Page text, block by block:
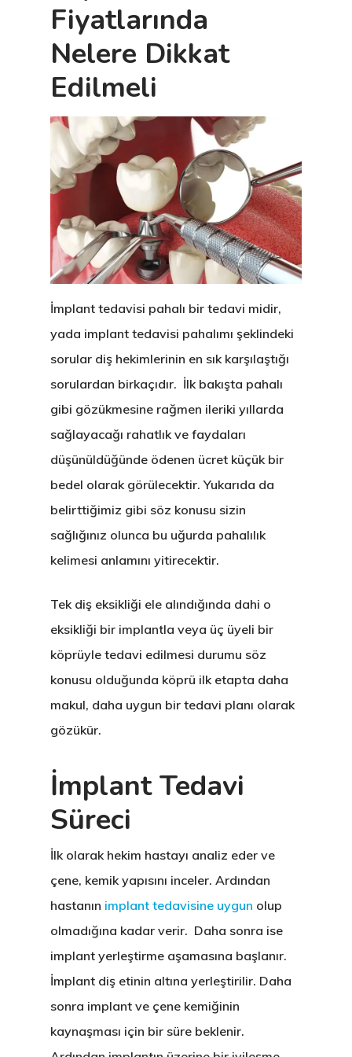
Fiyatlarında
Nelere Dikkat
Edilmeli
İmplant tedavisi pahalı bir tedavi midir,
yada implant tedavisi pahalımı şeklindeki
sorular diş hekimlerinin en sık karşılaştığı
sorulardan birkaçıdır. İlk bakışta pahalı
gibi gözükmesine rağmen ileriki yıllarda
sağlayacağı rahatlık ve faydaları
düşünüldüğünde ödenen ücret küçük bir
bedel olarak görülecektir. Yukarıda da
belirttiğimiz gibi söz konusu sizin
sağlığınız olunca bu uğurda pahalılık
kelimesi anlamını yitirecektir.
Tek diş eksikliği ele alındığında dahi o
eksikliği bir implantla veya üç üyeli bir
köprüyle tedavi edilmesi durumu söz
konusu olduğunda köprü ilk etapta daha
makul, daha uygun bir tedavi planı olarak
gözükür.
İmplant Tedavi
Süreci
İlk olarak hekim hastayı analiz eder ve
çene, kemik yapısını inceler. Ardından
hastanın implant tedavisine uygun olup
olmadığına kadar verir. Daha sonra ise
implant yerleştirme aşamasına başlanır.
İmplant diş etinin altına yerleştirilir. Daha
sonra implant ve çene kemiğinin
kaynaşması için bir süre beklenir.